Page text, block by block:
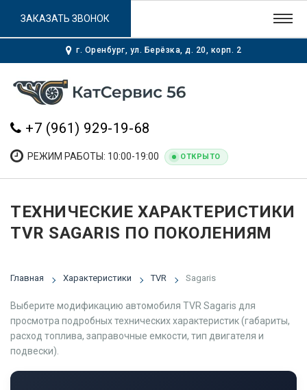
г. Оренбург, ул. Берёзка, д. 20, корп. 2
+7 (961) 929-19-68
РЕЖИМ РАБОТЫ: 10:00-19:00 ОТКРЫТО
ЗАКАЗАТЬ ЗВОНОК
ТЕХНИЧЕСКИЕ ХАРАКТЕРИСТИКИ
TVR SAGARIS ПО ПОКОЛЕНИЯМ
Главная Характеристики TVR Sagaris
Выберите модификацию автомобиля TVR Sagaris для
просмотра подробных технических характеристик (габариты,
расход топлива, заправочные емкости, тип двигателя и
подвески).